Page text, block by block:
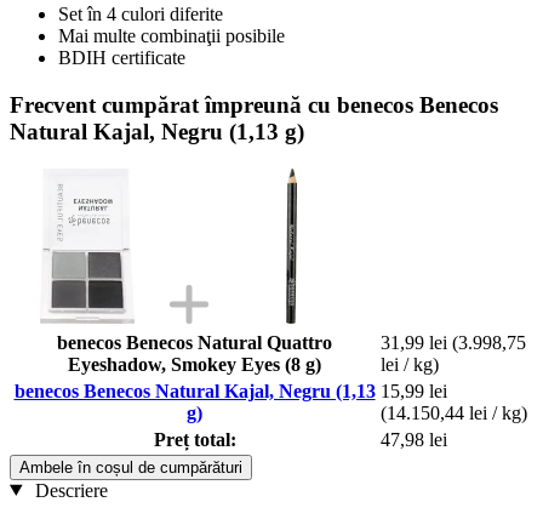
Set în 4 culori diferite
Mai multe combinaţii posibile
BDIH certificate
Frecvent cumpărat împreună cu benecos Benecos
Natural Kajal, Negru (1,13 g)
benecos Benecos Natural Quattro
Eyeshadow, Smokey Eyes (8 g)
31,99 lei (3.998,75
lei / kg)
benecos Benecos Natural Kajal, Negru (1,13
g)
15,99 lei
(14.150,44 lei / kg)
Preț total:
47,98 lei
Ambele în coșul de cumpărături
Descriere